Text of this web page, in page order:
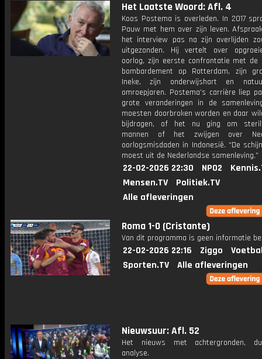
Het Laatste Woord: Afl. 4
Koos Postema is overleden. In 2017
Pauw met hem over zijn leven.
het interview pas na zijn overlijden
uitgezonden. Hij vertelt over
oorlog, zijn eerste confrontatie met de
bombardement op Rotterdam, zijn
Ineke, zijn onderwijshart en
omroepjaren. Postema’s carrière liep
grote veranderingen in de
moesten doorbroken worden en daar
bijdragen, of het nu ging om
mannen of het zwijgen over
oorlogsmisdaden in Indonesië. “De
moest uit de Nederlandse samenleving.”
22-02-2026 22:30 NPO2
Mensen.TV
Politiek.TV
Alle afleveringen
Roma 1-0 (Cristante)
Van dit programma is geen informatie
22-02-2026 22:16 Ziggo
Sporten.TV
Alle afleveringen
Nieuwsuur: Afl. 52
Het nieuws met achtergronden,
analyse.